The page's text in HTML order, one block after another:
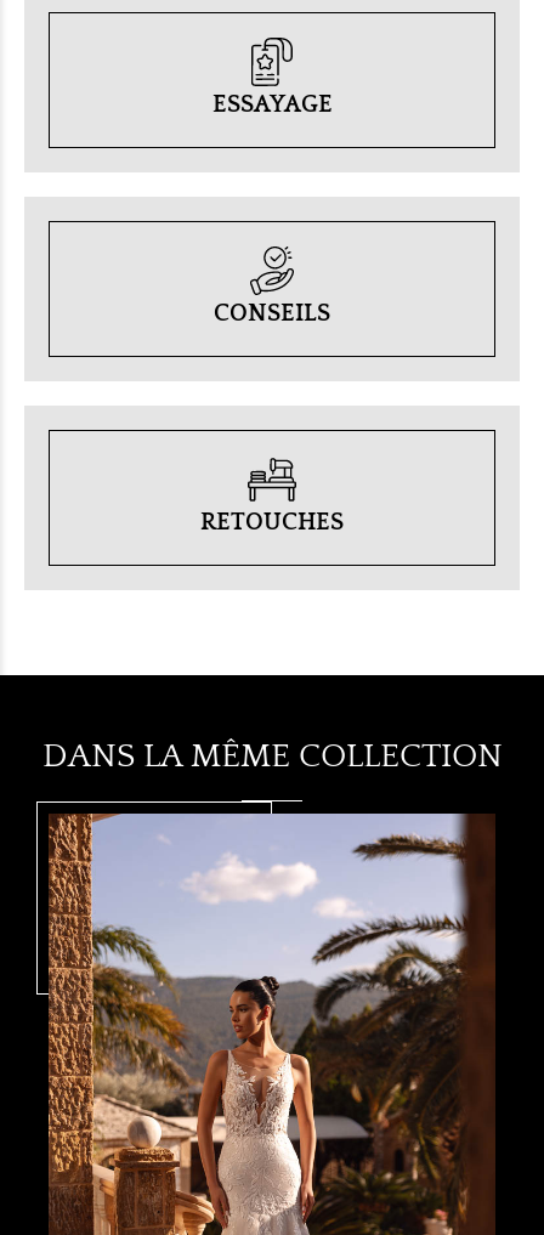
ESSAYAGE
CONSEILS
RETOUCHES
DANS LA MÊME COLLECTION